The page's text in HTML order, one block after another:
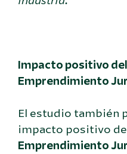
Impacto positivo
Emprendimiento
El estudio también
impacto positivo
Emprendimiento